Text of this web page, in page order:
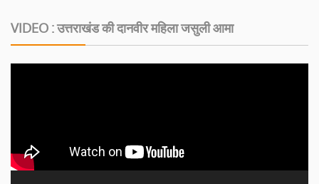
VIDEO : उत्तराखंड की दानवीर महिला जसुली आमा